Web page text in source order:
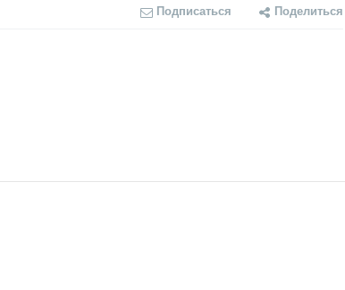
Подписаться Поделиться